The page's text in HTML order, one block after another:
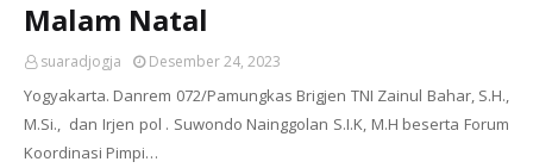
Malam Natal
suaradjogja Desember 24, 2023
Yogyakarta. Danrem 072/Pamungkas Brigjen TNI Zainul Bahar, S.H.,
M.Si., dan Irjen pol . Suwondo Nainggolan S.I.K, M.H beserta Forum
Koordinasi Pimpi…